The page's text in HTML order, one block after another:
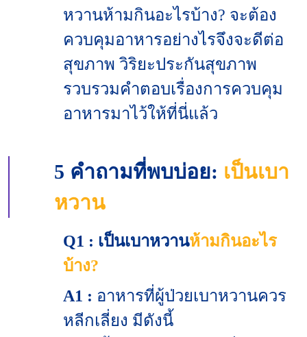
หวานห้ามกินอะไรบ้าง? จะต้อง
ควบคุมอาหารอย่างไรจึงจะดีต่อ
สุขภาพ วิริยะประกันสุขภาพ
รวบรวมคำตอบเรื่องการควบคุม
อาหารมาไว้ให้ที่นี่แล้ว
5 คำถามที่พบบ่อย: เป็นเบา
หวาน
Q1 : เป็นเบาหวานห้ามกินอะไร
บ้าง?
A1 : อาหารที่ผู้ป่วยเบาหวานควร
หลีกเลี่ยง มีดังนี้